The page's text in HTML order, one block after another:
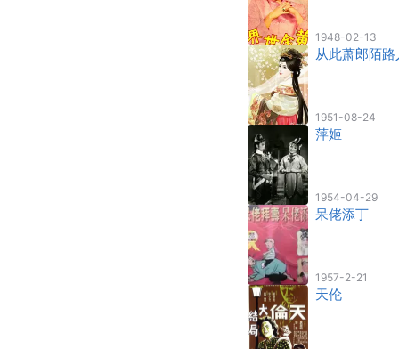
1948-02-13
从此萧郎陌路
1951-08-24
萍姬
1954-04-29
呆佬添丁
1957-2-21
天伦